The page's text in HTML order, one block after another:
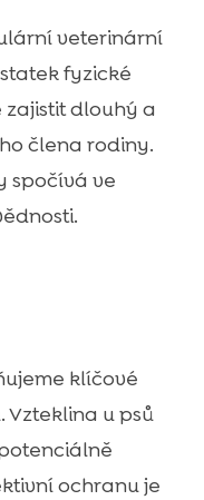
veterinární
fyzické
zajistit dlouhý a
člena rodiny.
spočívá ve
klíčové
u psů
ochranu je